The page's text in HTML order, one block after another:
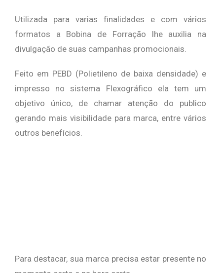
Utilizada para varias finalidades e com vários
formatos a Bobina de Forração lhe auxilia na
divulgação de suas campanhas promocionais.
Feito em PEBD (Polietileno de baixa densidade) e
impresso no sistema Flexográfico ela tem um
objetivo único, de chamar atenção do publico
gerando mais visibilidade para marca, entre vários
outros benefícios.
Para destacar, sua marca precisa estar presente no